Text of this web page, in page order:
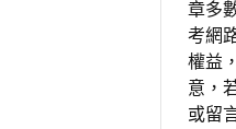
章多
考網
權益
意，
或留